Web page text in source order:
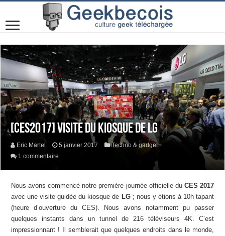
[CES2017] Visite du kiosque de LG
Eric Martel 5 janvier 2017
Techno & gadget
1 commentaire
Nous avons commencé notre première journée officielle du CES 2017
avec une visite guidée du kiosque de LG; nous y étions à 10h tapant
(heure d’ouverture du CES). Nous avons notamment pu passer
quelques instants dans un tunnel de 216 téléviseurs 4K. C’est
impressionnant ! Il semblerait que quelques endroits dans le monde,